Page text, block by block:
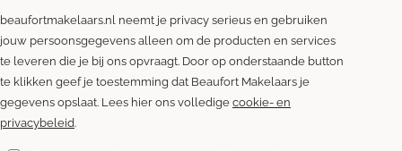
beaufortmakelaars.nl neemt je privacy serieus en gebruiken
jouw persoonsgegevens alleen om de producten en services
te leveren die je bij ons opvraagt. Door op onderstaande button
te klikken geef je toestemming dat Beaufort Makelaars je
gegevens opslaat. Lees hier ons volledige cookie- en
privacybeleid.